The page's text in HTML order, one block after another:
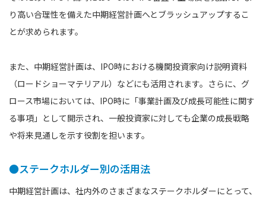
り高い合理性を備えた中期経営計画へとブラッシュアップするこ
とが求められます。
また、中期経営計画は、IPO時における機関投資家向け説明資料
（ロードショーマテリアル）などにも活用されます。さらに、グ
ロース市場においては、IPO時に「事業計画及び成長可能性に関す
る事項」として開示され、一般投資家に対しても企業の成長戦略
や将来見通しを示す役割を担います。
●ステークホルダー別の活用法
中期経営計画は、社内外のさまざまなステークホルダーにとって、